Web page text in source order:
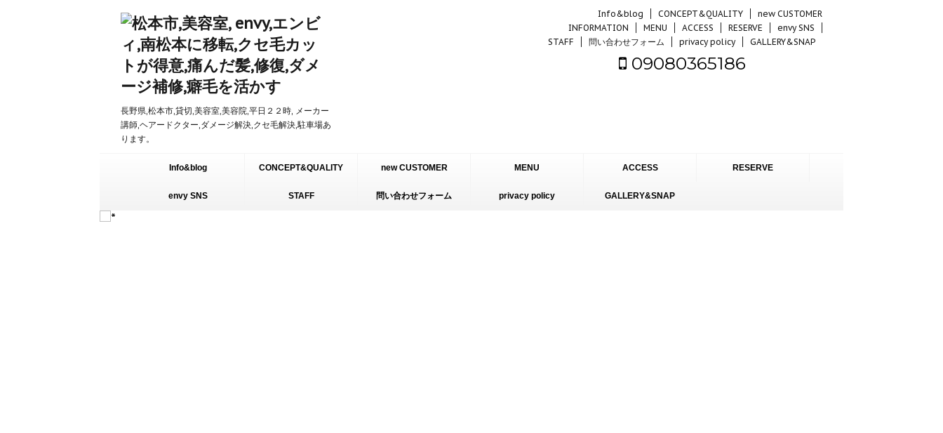
長野県,松本市,貸切,美容室,美容院,平日２２時, メーカー
講師,ヘアードクター,ダメージ解決,クセ毛解決,駐車場あ
ります。
Info&blog CONCEPT&QUALITY
new CUSTOMER
INFORMATION
MENU ACCESS RESERVE
envy SNS
STAFF
問い合わせフォーム privacy policy GALLERY&SNAP
09080365186
Info&blog CONCEPT&QUALITY new CUSTOMER
INFORMATION
MENU ACCESS RESERVE
envy SNS STAFF 問い合わせフォーム privacy policy GALLERY&SNAP